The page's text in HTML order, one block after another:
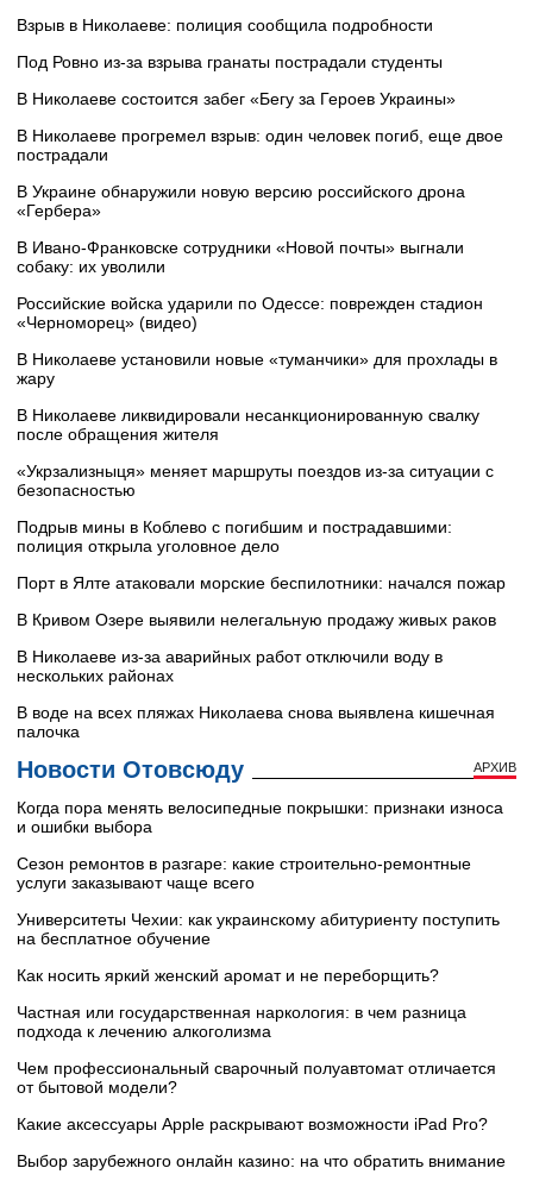
Взрыв в Николаеве: полиция сообщила подробности
Под Ровно из-за взрыва гранаты пострадали студенты
В Николаеве состоится забег «Бегу за Героев Украины»
В Николаеве прогремел взрыв: один человек погиб, еще двое
пострадали
В Украине обнаружили новую версию российского дрона
«Гербера»
В Ивано-Франковске сотрудники «Новой почты» выгнали
собаку: их уволили
Российские войска ударили по Одессе: поврежден стадион
«Черноморец» (видео)
В Николаеве установили новые «туманчики» для прохлады в
жару
В Николаеве ликвидировали несанкционированную свалку
после обращения жителя
«Укрзализныця» меняет маршруты поездов из-за ситуации с
безопасностью
Подрыв мины в Коблево с погибшим и пострадавшими:
полиция открыла уголовное дело
Порт в Ялте атаковали морские беспилотники: начался пожар
В Кривом Озере выявили нелегальную продажу живых раков
В Николаеве из-за аварийных работ отключили воду в
нескольких районах
В воде на всех пляжах Николаева снова выявлена кишечная
палочка
Новости Отовсюду АРХИВ
Когда пора менять велосипедные покрышки: признаки износа
и ошибки выбора
Сезон ремонтов в разгаре: какие строительно-ремонтные
услуги заказывают чаще всего
Университеты Чехии: как украинскому абитуриенту поступить
на бесплатное обучение
Как носить яркий женский аромат и не переборщить?
Частная или государственная наркология: в чем разница
подхода к лечению алкоголизма
Чем профессиональный сварочный полуавтомат отличается
от бытовой модели?
Какие аксессуары Apple раскрывают возможности iPad Pro?
Выбор зарубежного онлайн казино: на что обратить внимание